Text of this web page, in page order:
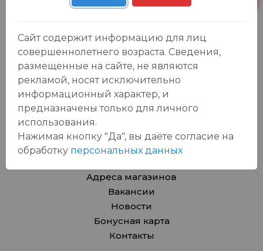
Продукты
Безалкогольные напитки
Товары для дома, игрушки
Крепкие напитки
Вина
Пиво, сидр
Товары для животных
Подарочные карты
О компании
Адреса магазинов
Вакансии
Новости
Бонусная карта
Контакты
Сайт содержит информацию для лиц
совершеннолетнего возраста. Сведения,
размещенные на сайте, не являются
рекламой, носят исключительно
информационный характер, и
предназначены только для личного
использования.
Нажимая кнопку "Да", вы даёте cогласие на
обработку персональных данных